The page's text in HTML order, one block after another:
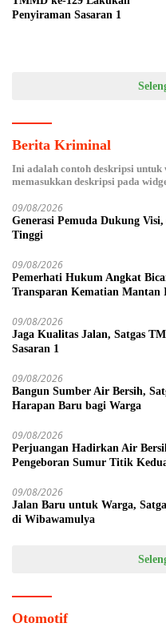
Penyiraman Sasaran 1
Berita Kriminal
Ini adalah contoh deskripsi untuk
memasukkan deskripsi pada
09/08/2026
Generasi Pemuda Dukung
Tinggi
09/08/2026
Pemerhati Hukum Angkat
Transparan Kematian Mantan
09/08/2026
Jaga Kualitas Jalan, Satgas
Sasaran 1
09/08/2026
Bangun Sumber Air Bersih,
Harapan Baru bagi Warga
09/08/2026
Perjuangan Hadirkan Air
Pengeboran Sumur Titik
09/08/2026
Jalan Baru untuk Warga,
di Wibawamulya
Otomotif